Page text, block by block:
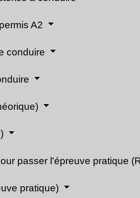
A2
conduire
passer l'épreuve pratique
pratique)